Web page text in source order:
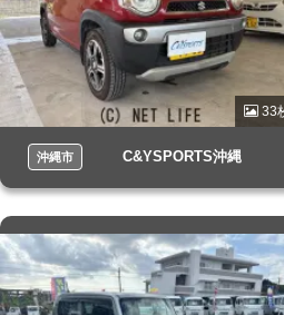
33
沖縄市 C&YSPORTS沖縄